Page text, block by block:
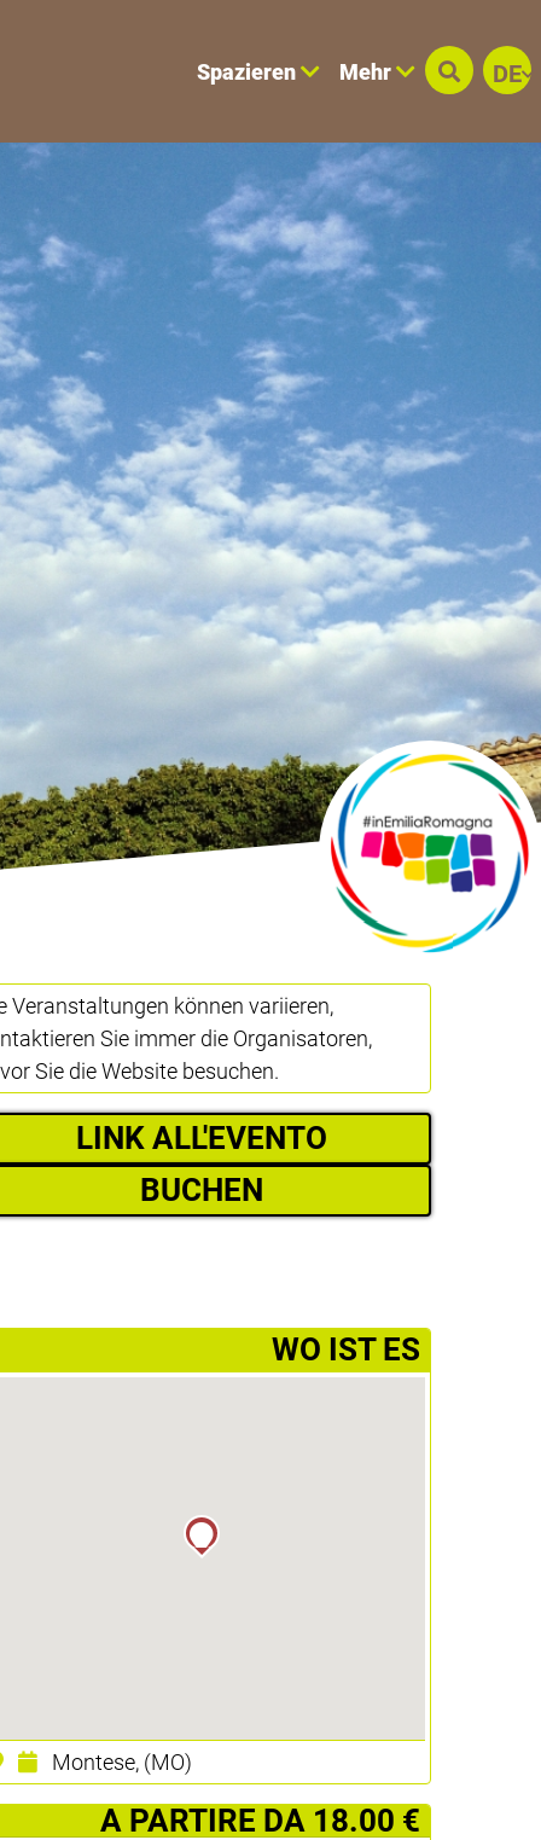
Spazieren Mehr DE
Veranstaltungen können variieren,
Sie immer die Organisatoren,
Sie die Website besuchen.
LINK ALL'EVENTO
BUCHEN
­WO IST ES
Montese, (MO)
­ A PARTIRE DA 18.00 €